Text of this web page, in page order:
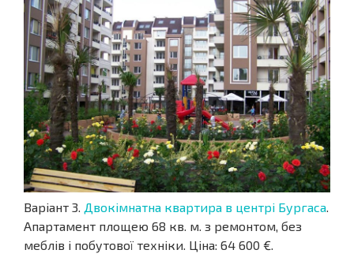
Варіант 3. Двокімнатна квартира в центрі Бургаса.
Апартамент площею 68 кв. м. з ремонтом, без
меблів і побутової техніки. Ціна: 64 600 €.